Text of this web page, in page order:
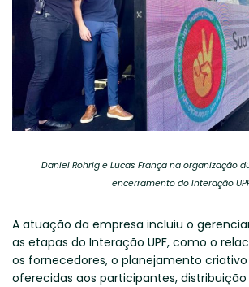
Daniel Rohrig e Lucas França na organização
encerramento do Interação
A atuação da empresa incluiu o
as etapas do Interação UPF, como o
os fornecedores, o planejamento
oferecidas aos participantes,